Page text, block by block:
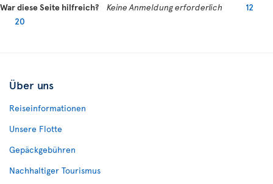
War diese Seite hilfreich? Keine Anmeldung erforderlich
12
20
Über uns
Reiseinformationen
Unsere Flotte
Gepäckgebühren
Nachhaltiger Tourismus